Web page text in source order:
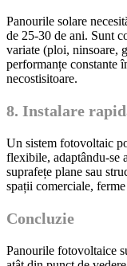
Panourile solare
de 25-30 de ani. Sunt
variate (ploi, ninsoare,
performanțe constante
necostisitoare.
8. Instalare
Un sistem fotovoltaic
flexibile, adaptându-se
suprafețe plane sau
spații comerciale,
Concluzie
Panourile fotovoltaice